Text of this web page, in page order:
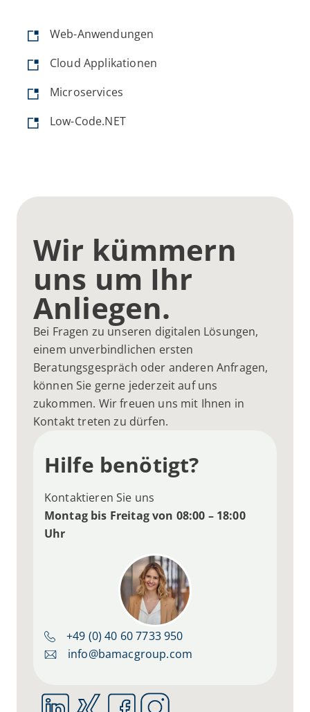
Web-Anwendungen
Cloud Applikationen
Microservices
Low-Code.NET
Wir kümmern
uns um Ihr
Anliegen.
Bei Fragen zu unseren digitalen Lösungen,
einem unverbindlichen ersten
Beratungsgespräch oder anderen Anfragen,
können Sie gerne jederzeit auf uns
zukommen. Wir freuen uns mit Ihnen in
Kontakt treten zu dürfen.
Hilfe benötigt?
Kontaktieren Sie uns
Montag bis Freitag von 08:00 – 18:00
Uhr
+49 (0) 40 60 7733 950
info@bamacgroup.com